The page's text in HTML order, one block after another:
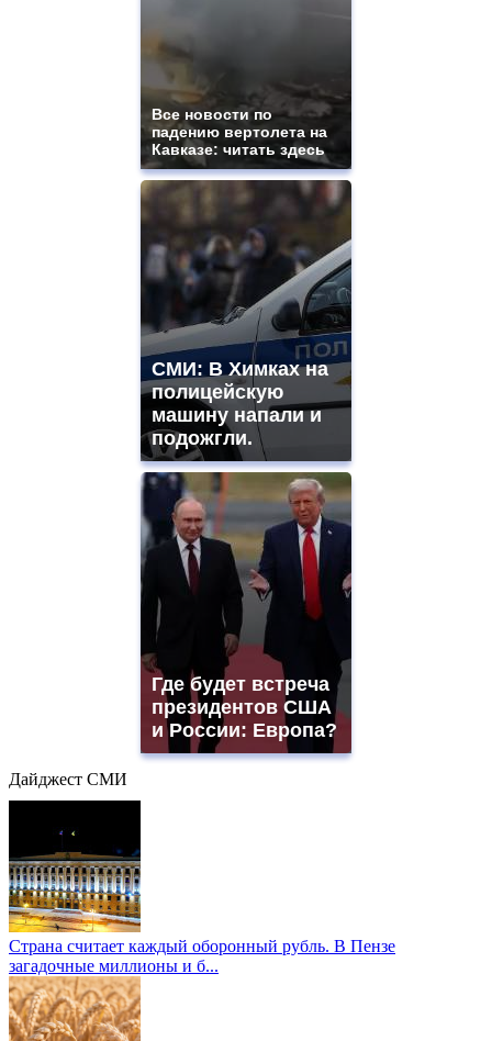
Все новости по
падению вертолета на
Кавказе: читать здесь
СМИ: В Химках на
полицейскую
машину напали и
подожгли.
Где будет встреча
президентов США
и России: Европа?
Дайджест СМИ
Страна считает каждый оборонный рубль. В Пензе
загадочные миллионы и б...